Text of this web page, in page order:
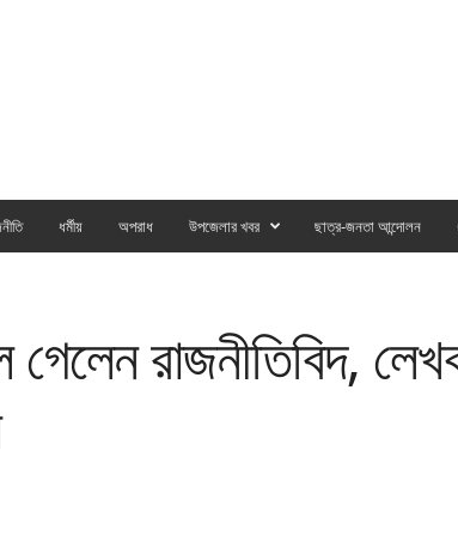
ধর্মীয় অপরাধ উপজেলার খবর ছাত্র-জনতা আন্দোলন
গেলেন রাজনীতিবিদ,